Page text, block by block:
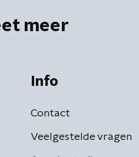
meer
Info
Contact
Veelgestelde vragen